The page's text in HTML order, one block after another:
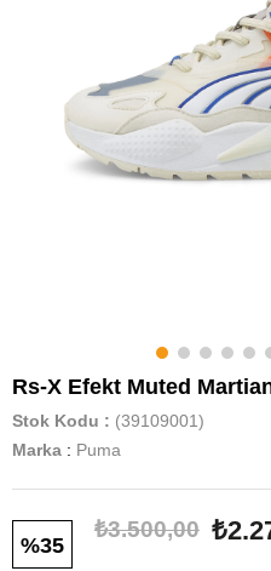
Rs-X Efekt Muted
Stok Kodu
(39109001)
Marka : Puma
35
₺3.500,00